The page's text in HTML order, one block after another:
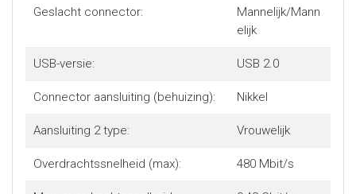
Geslacht connector:
Mannelijk/Mann
elijk
USB-versie: USB 2.0
Connector aansluiting (behuizing): Nikkel
Aansluiting 2 type: Vrouwelijk
Overdrachtssnelheid (max): 480 Mbit/s